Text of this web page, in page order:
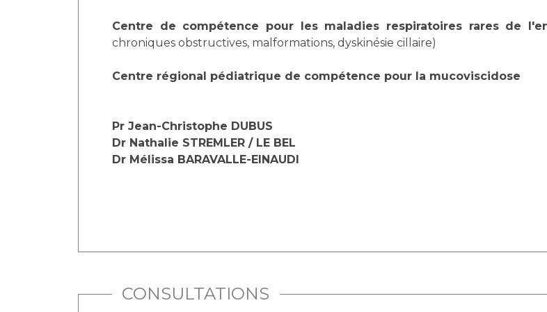
Les associations
Livret d'accueil
Transports sanitaires
Maternité Hôpital Nord
Plateforme d'Expertise
Maladies Rares
Centre de compétence pour les maladies respiratoires rares de
chroniques obstructives, malformations, dyskinésie cillaire)
Centre régional pédiatrique de compétence pour la mucoviscidose
Pr Jean-Christophe DUBUS
Dr Nathalie STREMLER / LE BEL
Dr Mélissa BARAVALLE-EINAUDI
CONSULTATIONS